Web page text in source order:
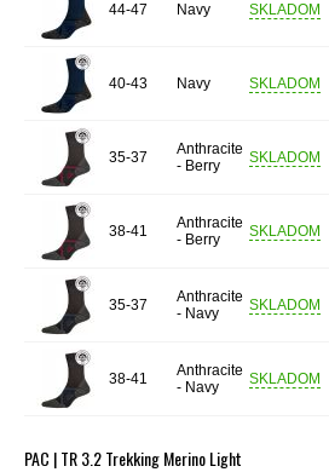
44-47 Navy SKLADOM
40-43 Navy SKLADOM
35-37
Anthracite
- Berry
SKLADOM
38-41
Anthracite
- Berry
SKLADOM
35-37
Anthracite
- Navy
SKLADOM
38-41
Anthracite
- Navy
SKLADOM
PAC | TR 3.2 Trekking Merino Light